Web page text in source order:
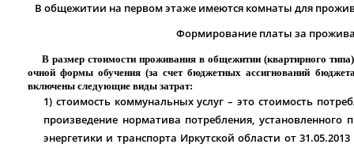
В общежитии на первом этаже имеются комнаты для
Формирование платы за
В размер стоимости проживания в общежитии (квартирного
очной формы обучения (за счет бюджетных ассигнований
включены следующие виды затрат:
1) стоимость коммунальных услуг – это стоимость
произведение норматива потребления,
энергетики и транспорта Иркутской области от